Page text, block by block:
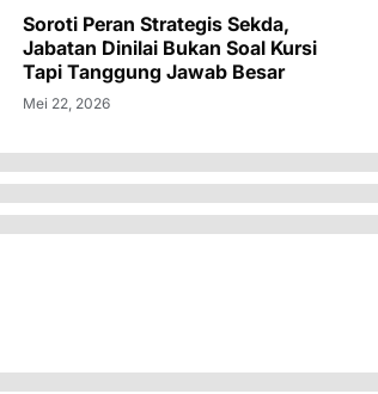
Soroti Peran Strategis Sekda,
Jabatan Dinilai Bukan Soal Kursi
Tapi Tanggung Jawab Besar
Mei 22, 2026